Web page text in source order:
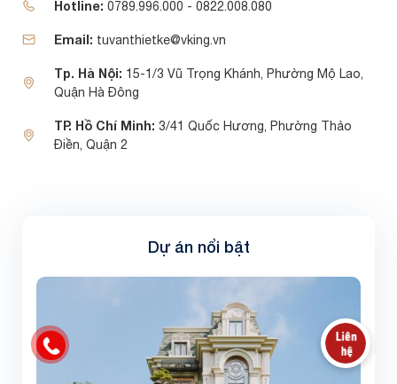
Hotline: 0789.996.000 - 0822.008.080
Email: tuvanthietke@vking.vn
Tp. Hà Nội: 15-1/3 Vũ Trọng Khánh, Phường Mộ Lao,
Quận Hà Đông
TP. Hồ Chí Minh: 3/41 Quốc Hương, Phường Thảo
Điền, Quận 2
Dự án nổi bật